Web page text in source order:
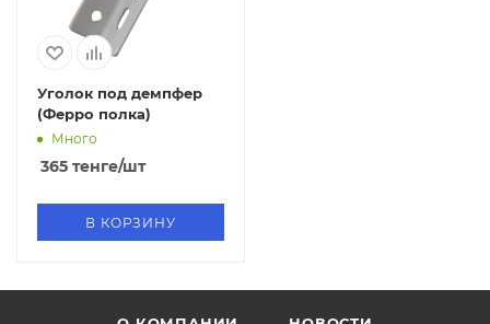
Уголок под демпфер
(Ферро полка)
Много
365 тенге/шт
В КОРЗИНУ